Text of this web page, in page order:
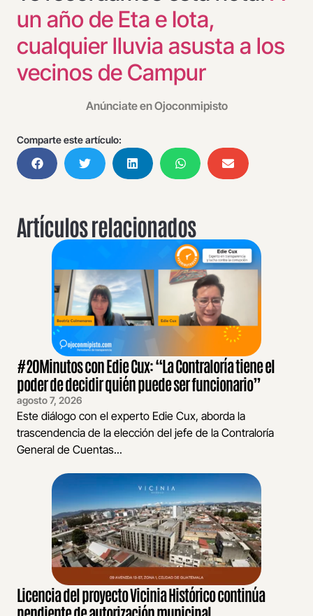
un año de Eta e Iota,
cualquier lluvia asusta a los
vecinos de Campur
Anúnciate en Ojoconmipisto
Comparte este artículo:
Artículos relacionados
#20Minutos con Edie Cux: “La Contraloría tiene el
poder de decidir quién puede ser funcionario”
agosto 7, 2026
Este diálogo con el experto Edie Cux, aborda la
trascendencia de la elección del jefe de la Contraloría
General de Cuentas...
Licencia del proyecto Vicinia Histórico continúa